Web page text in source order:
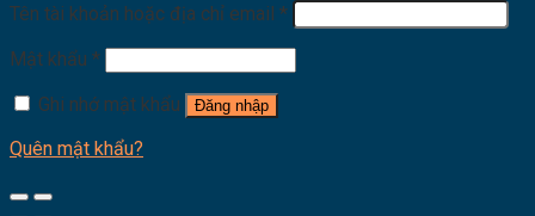
Tên tài khoản hoặc địa chỉ email *
Mật khẩu *
Ghi nhớ mật khẩu
Đăng nhập
Quên mật khẩu?